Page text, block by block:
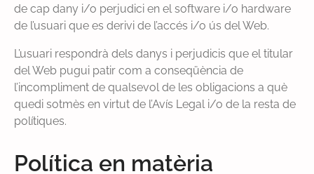
de cap dany i/o perjudici en el software i/o hardware
de l’usuari que es derivi de l’accés i/o ús del Web.
L’usuari respondrà dels danys i perjudicis que el titular
del Web pugui patir com a conseqüència de
l’incompliment de qualsevol de les obligacions a què
quedi sotmès en virtut de l’Avís Legal i/o de la resta de
polítiques.
Política en matèria